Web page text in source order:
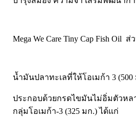
Stiefel
ผลิตภัณฑ์ รพ.ยันฮี
แบรนด์ซูปไก่เม็ด
Mega We Care Tiny Cap Fish Oil
น้ำมันปลาทะเลที่ให้โอเมก้า 3 (500
ประกอบด้วยกรดไขมันไม่อิ่มตัวห
กลุ่มโอเมก้า-3 (325 มก.) ได้แก่